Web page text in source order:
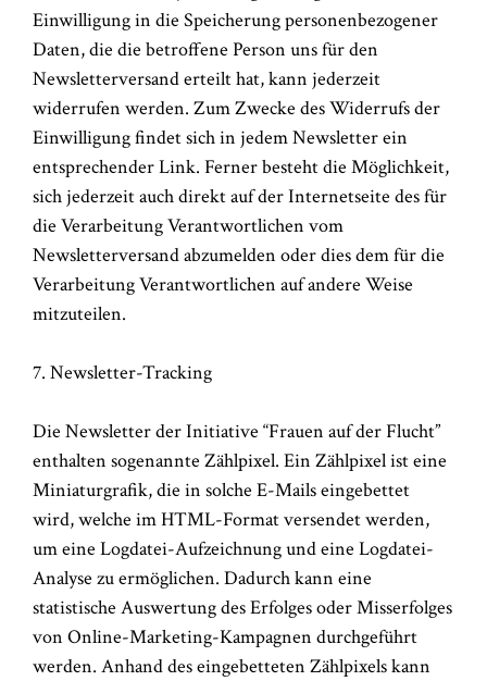
Einwilligung in die Speicherung personenbezogener
Daten, die die betroffene Person uns für den
Newsletterversand erteilt hat, kann jederzeit
widerrufen werden. Zum Zwecke des Widerrufs der
Einwilligung findet sich in jedem Newsletter ein
entsprechender Link. Ferner besteht die Möglichkeit,
sich jederzeit auch direkt auf der Internetseite des für
die Verarbeitung Verantwortlichen vom
Newsletterversand abzumelden oder dies dem für die
Verarbeitung Verantwortlichen auf andere Weise
mitzuteilen.
7. Newsletter-Tracking
Die Newsletter der Initiative “Frauen auf der Flucht”
enthalten sogenannte Zählpixel. Ein Zählpixel ist eine
Miniaturgrafik, die in solche E-Mails eingebettet
wird, welche im HTML-Format versendet werden,
um eine Logdatei-Aufzeichnung und eine Logdatei-
Analyse zu ermöglichen. Dadurch kann eine
statistische Auswertung des Erfolges oder Misserfolges
von Online-Marketing-Kampagnen durchgeführt
werden. Anhand des eingebetteten Zählpixels kann